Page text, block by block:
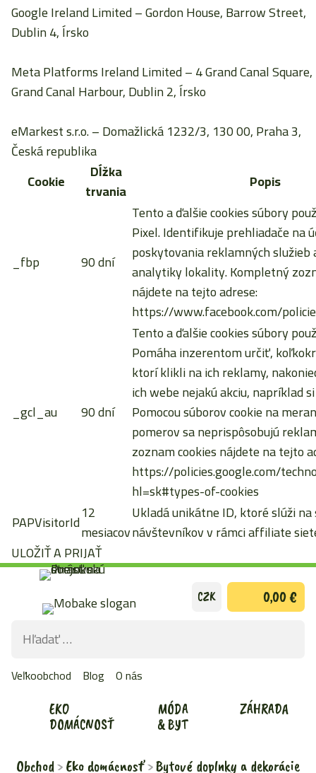
Preskočiť
EKO
DOMÁCNOSŤ
MÓDA
& BYT
ZÁHRADA
Veľkoobchod Blog O nás
Hľadať:
CZK 0,00 €
Obchod Eko domácnosť Bytové doplnky a dekorácie
Google Ireland Limited– Gordon House, Barrow Street,
Dublin 4, Írsko
Meta Platforms Ireland Limited– 4 Grand Canal Square,
Grand Canal Harbour, Dublin 2, Írsko
eMarkest s.r.o.– Domažlická 1232/3, 130 00, Praha 3,
Česká republika
Cookie
Dĺžka
trvania
Popis
_fbp 90 dní
Tento a ďalšie cookies súbory
Pixel. Identifikuje prehliadače na
poskytovania reklamných služieb
analytiky lokality. Kompletný
nájdete na tejto adrese:
https://www.facebook.com/
_gcl_au 90 dní
Tento a ďalšie cookies súbory
Pomáha inzerentom určiť,
ktorí klikli na ich reklamy,
ich webe nejakú akciu, napríklad
Pomocou súborov cookie na
pomerov sa neprispôsobujú
zoznam cookies nájdete na tejto
https://policies.google.com/
hl=sk#types-of-cookies
PAPVisitorId12
mesiacov
Ukladá unikátne ID, ktoré slúži
návštevníkov v rámci affiliate
ULOŽIŤ A PRIJAŤ